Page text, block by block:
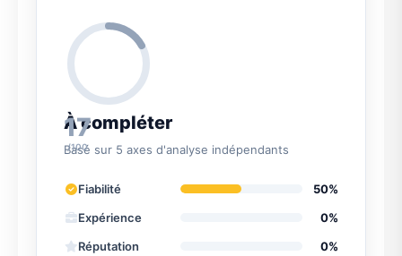
17
/100
À compléter
Basé sur 5 axes d'analyse indépendants
Fiabilité
50%
Expérience
0%
Réputation
0%